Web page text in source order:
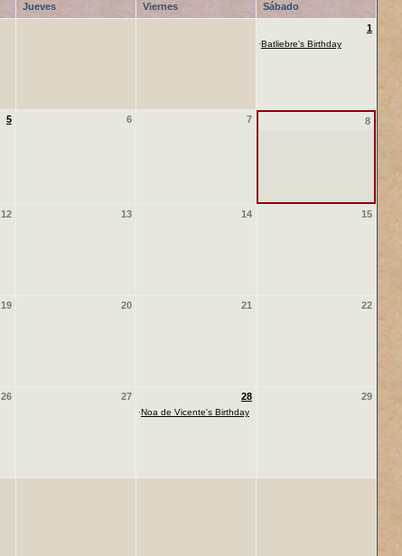
Jueves Viernes Sábado
1
·Batliebre's Birthday
5 6 7 8
12 13 14 15
19 20 21 22
26 27 28
·Noa de Vicente's Birthday
29